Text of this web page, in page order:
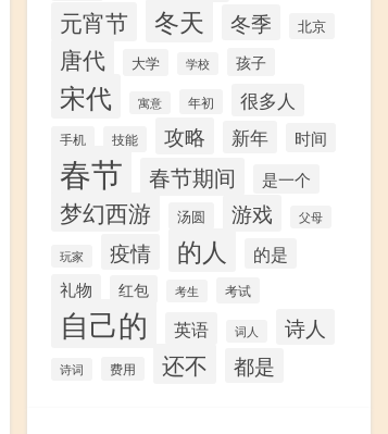
元宵节 冬天 冬季 北京
唐代 大学 学校 孩子
宋代 寓意 年初 很多人
手机 技能 攻略 新年 时间
春节 春节期间 是一个
梦幻西游 汤圆 游戏 父母
玩家 疫情 的人 的是
礼物 红包 考生 考试
自己的 英语 词人 诗人
诗词 费用 还不 都是